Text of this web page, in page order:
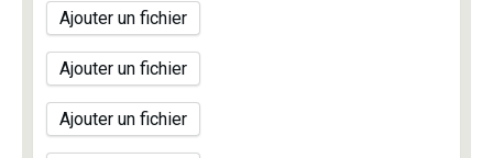
Ajouter un fichier
Ajouter un fichier
Ajouter un fichier